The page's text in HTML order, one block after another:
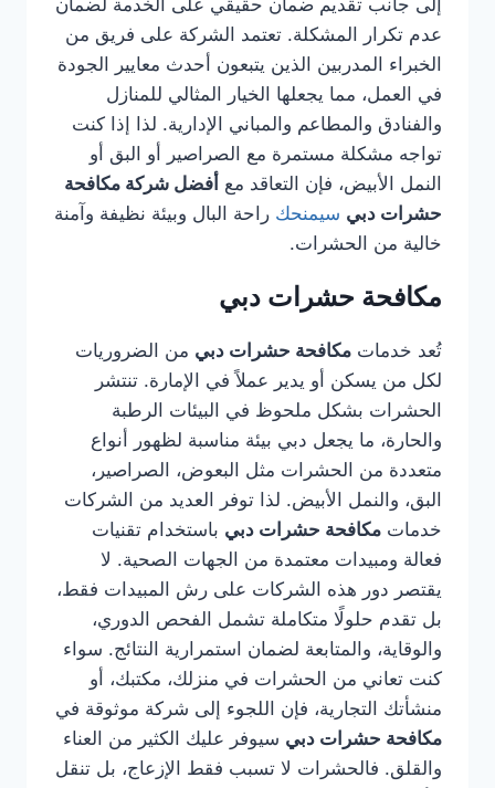
عدم تكرار المشكلة. تعتمد الشركة على فريق من
الخبراء المدربين الذين يتبعون أحدث معايير الجودة
في العمل، مما يجعلها الخيار المثالي للمنازل
والفنادق والمطاعم والمباني الإدارية. لذا إذا كنت
تواجه مشكلة مستمرة مع الصراصير أو البق أو
النمل الأبيض، فإن التعاقد مع أفضل شركة مكافحة
حشرات دبي سيمنحك راحة البال وبيئة نظيفة وآمنة
خالية من الحشرات.
مكافحة حشرات دبي
تُعد خدمات مكافحة حشرات دبي من الضروريات
لكل من يسكن أو يدير عملاً في الإمارة. تنتشر
الحشرات بشكل ملحوظ في البيئات الرطبة
والحارة، ما يجعل دبي بيئة مناسبة لظهور أنواع
متعددة من الحشرات مثل البعوض، الصراصير،
البق، والنمل الأبيض. لذا توفر العديد من الشركات
خدمات مكافحة حشرات دبي باستخدام تقنيات
فعالة ومبيدات معتمدة من الجهات الصحية. لا
يقتصر دور هذه الشركات على رش المبيدات فقط،
بل تقدم حلولًا متكاملة تشمل الفحص الدوري،
والوقاية، والمتابعة لضمان استمرارية النتائج. سواء
كنت تعاني من الحشرات في منزلك، مكتبك، أو
منشأتك التجارية، فإن اللجوء إلى شركة موثوقة في
مكافحة حشرات دبي سيوفر عليك الكثير من العناء
والقلق. فالحشرات لا تسبب فقط الإزعاج، بل تنقل